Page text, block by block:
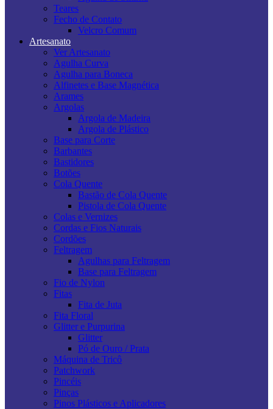
Teares
Fecho de Contato
Velcro Comum
Artesanato
Ver Artesanato
Agulha Curva
Agulha para Boneca
Alfinetes e Base Magnética
Arames
Argolas
Argola de Madeira
Argola de Plástico
Base para Corte
Barbantes
Bastidores
Botões
Cola Quente
Bastão de Cola Quente
Pistola de Cola Quente
Colas e Vernizes
Cordas e Fios Naturais
Cordões
Feltragem
Agulhas para Feltragem
Base para Feltragem
Fio de Nylon
Fitas
Fita de Juta
Fita Floral
Glitter e Purpurina
Glitter
Pó de Ouro / Prata
Máquina de Tricô
Patchwork
Pincéis
Pinças
Pinos Plásticos e Aplicadores